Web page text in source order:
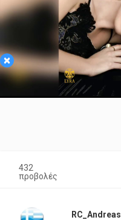
×
432
προβολές
RC_Andreas